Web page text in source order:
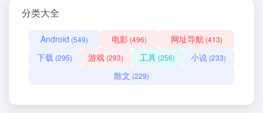
分类大全
Android (549) 电影 (496) 网址导航 (413)
下载 (295) 游戏 (293) 工具(256) 小说 (233)
散文 (229)